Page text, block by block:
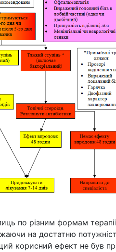
по різним формам
на достатню
корисний ефект не був